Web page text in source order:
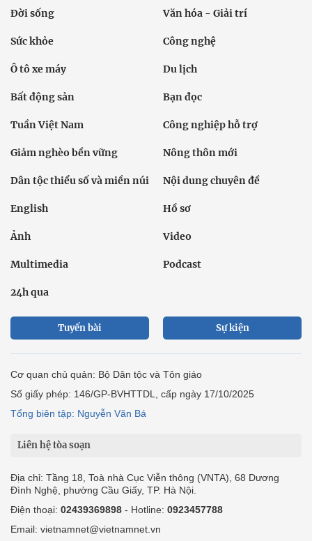
Đời sống Văn hóa - Giải trí
Sức khỏe Công nghệ
Ô tô xe máy Du lịch
Bất động sản Bạn đọc
Tuần Việt Nam Công nghiệp hỗ trợ
Giảm nghèo bền vững Nông thôn mới
Dân tộc thiểu số và miền núi Nội dung chuyên đề
English Hồ sơ
Ảnh Video
Multimedia Podcast
24h qua
Tuyến bài Sự kiện
Cơ quan chủ quản: Bộ Dân tộc và Tôn giáo
Số giấy phép: 146/GP-BVHTTDL, cấp ngày 17/10/2025
Tổng biên tập: Nguyễn Văn Bá
Liên hệ tòa soạn
Địa chỉ: Tầng 18, Toà nhà Cục Viễn thông (VNTA), 68 Dương
Đình Nghệ, phường Cầu Giấy, TP. Hà Nội.
Điện thoại: 02439369898 - Hotline: 0923457788
Email: vietnamnet@vietnamnet.vn